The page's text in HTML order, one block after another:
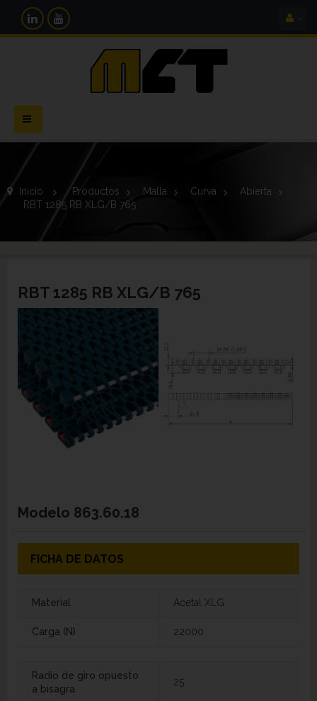
Navegación
Toggle
Inicio > Productos > Malla > Curva >
Abierta
RBT 1285 RB XLG/B 765
RBT 1285 RB XLG/B 765
Modelo 863.60.18
FICHA DE DATOS
Material Acetal XLG
Carga (N) 22000
Radio de giro opuesto
a bisagra
25